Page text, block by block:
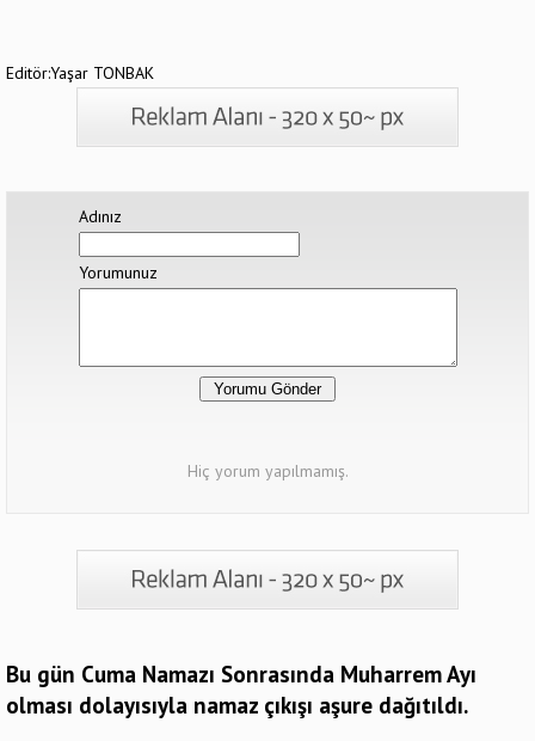
Editör:Yaşar TONBAK
Adınız
Yorumunuz
Hiç yorum yapılmamış.
Bu gün Cuma Namazı Sonrasında Muharrem Ayı
olması dolayısıyla namaz çıkışı aşure dağıtıldı.